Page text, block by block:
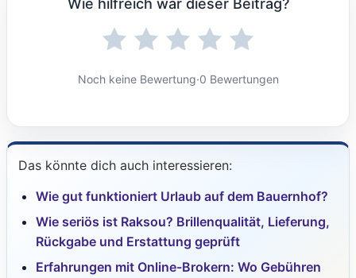
Wie hilfreich war dieser Beitrag?
Noch keine Bewertung·0 Bewertungen
Das könnte dich auch interessieren:
Wie gut funktioniert Urlaub auf dem Bauernhof?
Wie seriös ist Raksou? Brillenqualität, Lieferung,
Rückgabe und Erstattung geprüft
Erfahrungen mit Online-Brokern: Wo Gebühren